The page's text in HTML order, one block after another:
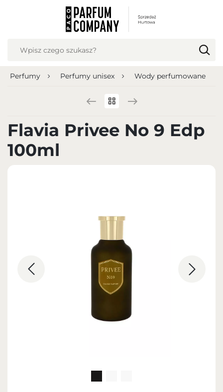
Perfumy Perfumy unisex Wody perfumowane
Flavia Privee No 9 Edp
100ml
USTAWIENIA REGIONALNE
Język
Polish zloty (PLN)